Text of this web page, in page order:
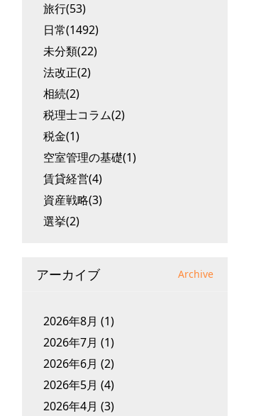
旅行(53)
日常(1492)
未分類(22)
法改正(2)
相続(2)
税理士コラム(2)
税金(1)
空室管理の基礎(1)
賃貸経営(4)
資産戦略(3)
選挙(2)
アーカイブ Archive
2026年8月 (1)
2026年7月 (1)
2026年6月 (2)
2026年5月 (4)
2026年4月 (3)